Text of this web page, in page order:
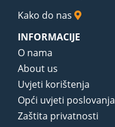
Kako do nas
INFORMACIJE
O nama
About us
Uvjeti korištenja
Opći uvjeti poslovanja
Zaštita privatnosti